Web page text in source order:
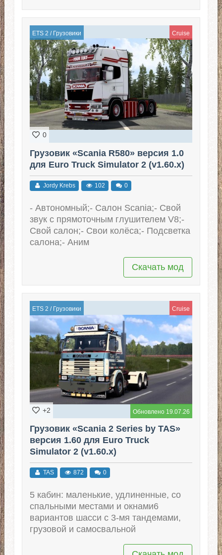
ETS 2 / Грузовики Cruise
0
Грузовик «Scania R580» версия 1.0
для Euro Truck Simulator 2 (v1.60.x)
Jordy Krebs 102 0
- Автономный;- Салон Scania;- Свой
звук с прямоточным глушителем V8;-
Свой салон;- Свои колёса;- Подсветка
салона;- Аним
Скачать мод
ETS 2 / Грузовики Cruise
Обновлено 19.07.26
+2
Грузовик «Scania 2 Series by TAS»
версия 1.60 для Euro Truck
Simulator 2 (v1.60.x)
TAS 872 0
5 кабин: маленькие, удлиненные, со
спальными местами и окнами6
вариантов шасси с 3-мя тандемами,
грузовой и самосвальной